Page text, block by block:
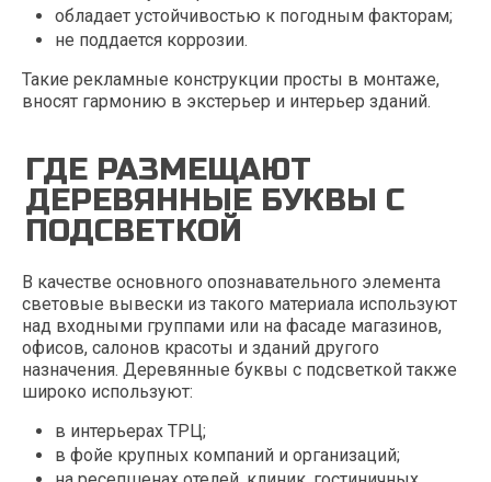
обладает устойчивостью к погодным факторам;
не поддается коррозии.
Такие рекламные конструкции просты в монтаже,
вносят гармонию в экстерьер и интерьер зданий.
ГДЕ РАЗМЕЩАЮТ
ДЕРЕВЯННЫЕ БУКВЫ С
ПОДСВЕТКОЙ
В качестве основного опознавательного элемента
световые вывески из такого материала используют
над входными группами или на фасаде магазинов,
офисов, салонов красоты и зданий другого
назначения. Деревянные буквы с подсветкой также
широко используют:
в интерьерах ТРЦ;
в фойе крупных компаний и организаций;